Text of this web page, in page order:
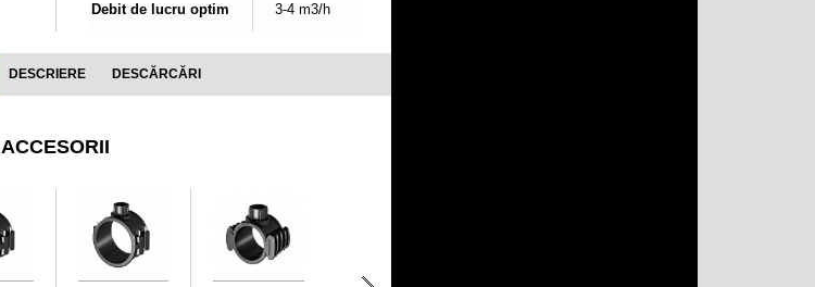
Debit de lucru optim 3-4 m3/h
DESCRIERE DESCĂRCĂRI
ACCESORII